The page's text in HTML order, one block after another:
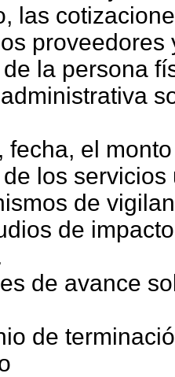
las
proveedores
la persona
fecha, el
los servicios
de
de
de avance
de